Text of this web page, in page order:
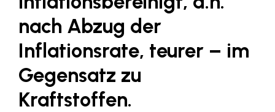
JELD-WEN DANA
kosaplaner
LAT Nitrogen
Libro
Lidl Österreich
nach Abzug der
Inflationsrate, teurer – im
Gegensatz zu
Kraftstoffen.